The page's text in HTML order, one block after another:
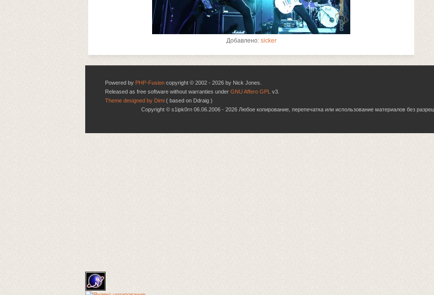
Добавлено: sicker
Powered by PHP-Fusion copyright © 2002 - 2026 by Nick Jones.
Released as free software without warranties under GNU Affero GPL v3.
Theme designed by Dimi ( based on Ddraig )
Copyright © s1ipk0rn 06.06.2006 - 2026 Любое копирование, перепечатка или использование материалов без